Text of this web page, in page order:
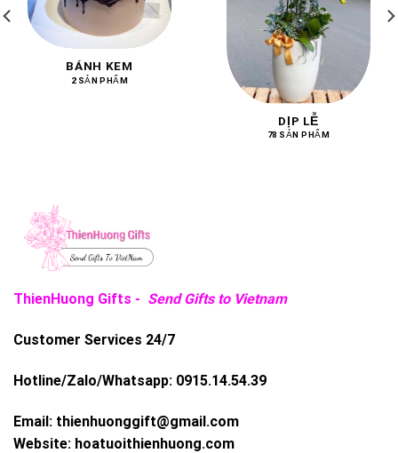
BÁNH KEM
2 SẢN PHẨM
DỊP LỄ
78 SẢN PHẨM
ThienHuong Gifts - Send Gifts to Vietnam
Customer Services 24/7
Hotline/Zalo/Whatsapp: 0915.14.54.39
Email: thienhuonggift@gmail.com
Website: hoatuoithienhuong.com